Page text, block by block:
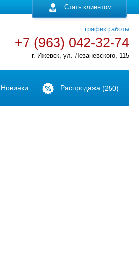
Стать клиентом
график работы
+7 (963) 042-32-74
г. Ижевск, ул. Леваневского, 115
Новинки Распродажа (250)